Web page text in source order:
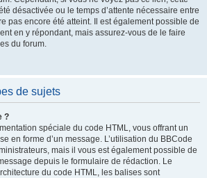
désactivée ou le temps d’attente nécessaire entre
pas encore été atteint. Il est également possible de
en y répondant, mais assurez-vous de le faire
du forum.
de sujets
?
spéciale du code HTML, vous offrant un
en forme d’un message. L’utilisation du BBCode
mais il vous est également possible de
depuis le formulaire de rédaction. Le
du code HTML, les balises sont